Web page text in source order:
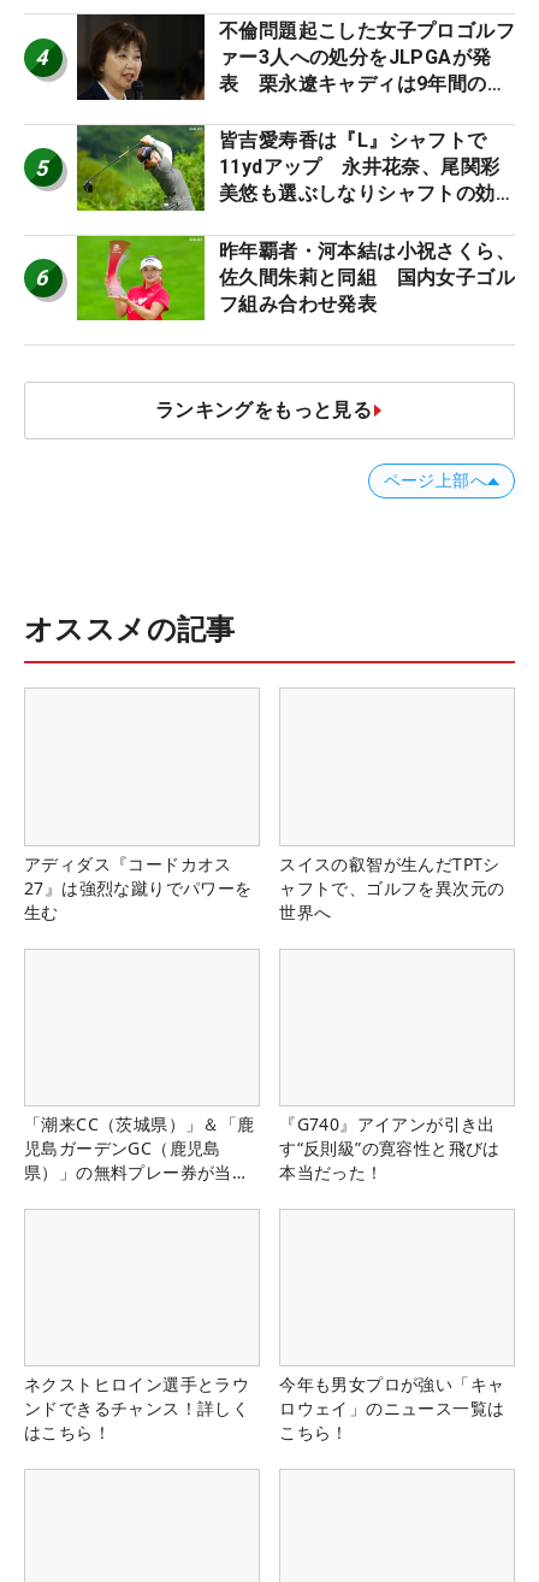
ロたちの“飛ばしギア”】
4
不倫問題起こした女子プロゴルフ
ァー3人への処分をJLPGAが発
表 栗永遼キャディは9年間の立
5
皆吉愛寿香は『L』シャフトで
11ydアップ 永井花奈、尾関彩
美悠も選ぶしなりシャフトの効果
ア”】
6
昨年覇者・河本結は小祝さくら、
佐久間朱莉と同組 国内女子ゴル
フ組み合わせ発表
ランキングをもっと見る
ページ上部へ
オススメの記事
アディダス『コードカオス
27』は強烈な蹴りでパワーを
生む
スイスの叡智が生んだTPTシ
ャフトで、ゴルフを異次元の
世界へ
「潮来CC（茨城県）」＆「鹿
児島ガーデンGC（鹿児島
県）」の無料プレー券が当た
『G740』アイアンが引き出
す“反則級”の寛容性と飛びは
本当だった！
ネクストヒロイン選手とラウ
ンドできるチャンス！詳しく
はこちら！
今年も男女プロが強い「キャ
ロウェイ」のニュース一覧は
こちら！